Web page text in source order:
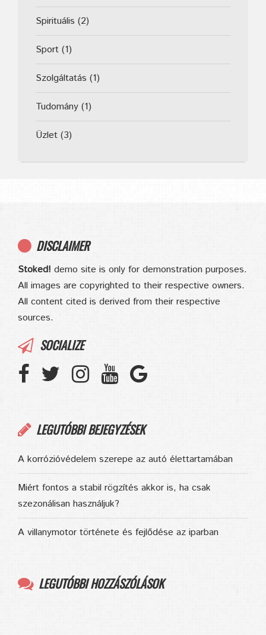
Spirituális (2)
Sport (1)
Szolgáltatás (1)
Tudomány (1)
Üzlet (3)
DISCLAIMER
Stoked! demo site is only for demonstration purposes.
All images are copyrighted to their respective owners.
All content cited is derived from their respective
sources.
SOCIALIZE
LEGUTÓBBI BEJEGYZÉSEK
A korrózióvédelem szerepe az autó élettartamában
Miért fontos a stabil rögzítés akkor is, ha csak
szezonálisan használjuk?
A villanymotor története és fejlődése az iparban
LEGUTÓBBI HOZZÁSZÓLÁSOK